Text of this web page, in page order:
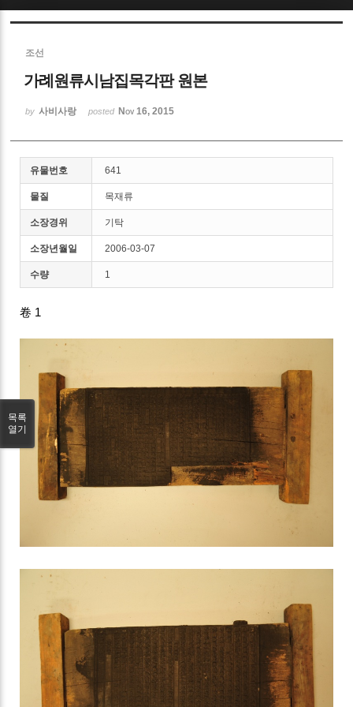
조선
가례원류시남집목각판 원본
by 사비사랑 posted Nov 16, 2015
유물번호 641
물질 목재류
소장경위 기탁
소장년월일 2006-03-07
수량 1
卷 1
목록
열기
Sketchbook5, 스케치북5
Sketchbook5, 스케치북5